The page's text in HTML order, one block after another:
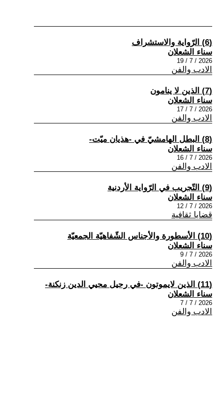
(6) الرّواية والاستشراف
سناء الشعلان
2026 / 7 / 19
الادب والفن
(7) الذين لا ينامون
سناء الشعلان
2026 / 7 / 17
الادب والفن
(8) البطل الهامشيّ في -هذيان ميّت-
سناء الشعلان
2026 / 7 / 16
الادب والفن
(9) التّجريب في الرّواية الأردنية
سناء الشعلان
2026 / 7 / 12
قضايا ثقافية
(10) الأسطورة والأجناس الشّفاهيّة الجمعيّة
سناء الشعلان
2026 / 7 / 9
الادب والفن
(11) الذين لايموتون -في رحيل محيي الدين زنكنة-
سناء الشعلان
2026 / 7 / 7
الادب والفن